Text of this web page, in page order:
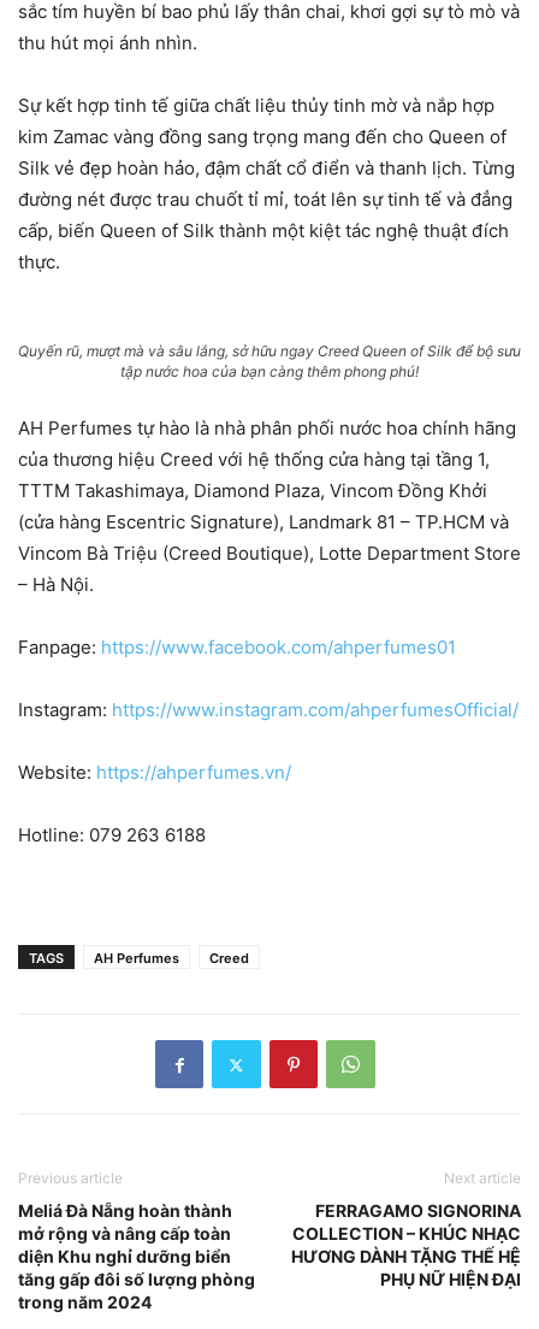
sắc tím huyền bí bao phủ lấy thân chai, khơi gợi sự tò mò và
thu hút mọi ánh nhìn.
Sự kết hợp tinh tế giữa chất liệu thủy tinh mờ và nắp hợp
kim Zamac vàng đồng sang trọng mang đến cho Queen of
Silk vẻ đẹp hoàn hảo, đậm chất cổ điển và thanh lịch. Từng
đường nét được trau chuốt tỉ mỉ, toát lên sự tinh tế và đẳng
cấp, biến Queen of Silk thành một kiệt tác nghệ thuật đích
thực.
Quyến rũ, mượt mà và sâu lắng, sở hữu ngay Creed Queen of Silk để bộ sưu
tập nước hoa của bạn càng thêm phong phú!
AH Perfumes tự hào là nhà phân phối nước hoa chính hãng
của thương hiệu Creed với hệ thống cửa hàng tại tầng 1,
TTTM Takashimaya, Diamond Plaza, Vincom Đồng Khởi
(cửa hàng Escentric Signature), Landmark 81 – TP.HCM và
Vincom Bà Triệu (Creed Boutique), Lotte Department Store
– Hà Nội.
Fanpage: https://www.facebook.com/ahperfumes01
Instagram: https://www.instagram.com/ahperfumesOfficial/
Website: https://ahperfumes.vn/
Hotline: 079 263 6188
TAGS AH Perfumes Creed
Previous article
Meliá Đà Nẵng hoàn thành
mở rộng và nâng cấp toàn
diện Khu nghỉ dưỡng biển
tăng gấp đôi số lượng phòng
trong năm 2024
Next article
FERRAGAMO SIGNORINA
COLLECTION – KHÚC NHẠC
HƯƠNG DÀNH TẶNG THẾ HỆ
PHỤ NỮ HIỆN ĐẠI